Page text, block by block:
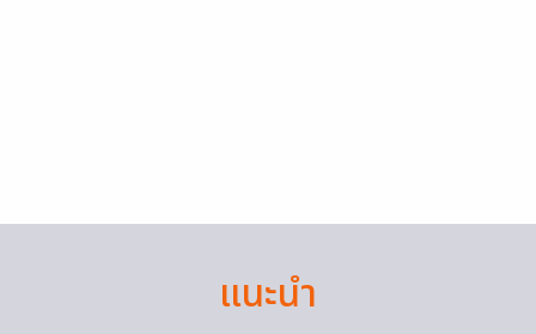
แนะนำ